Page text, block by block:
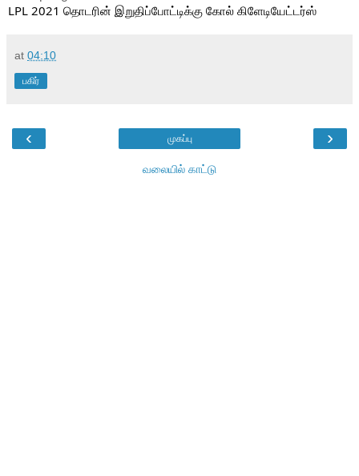
LPL 2021 தொடரின் இறுதிப்போட்டிக்கு கோல் கிளேடியேட்டர்ஸ்
at 04:10
பகிர்
‹ ›
முகப்பு
வலையில் காட்டு